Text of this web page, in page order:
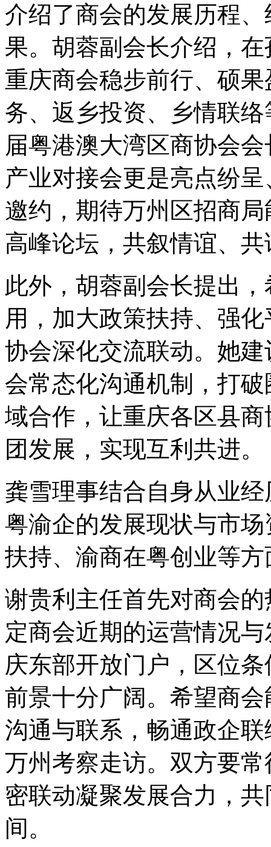
介绍了商会的发展历程
果。胡蓉副会长介绍，
重庆商会稳步前行、硕
务、返乡投资、乡情联
届粤港澳大湾区商协会
产业对接会更是亮点纷
邀约，期待万州区招商
高峰论坛，共叙情谊、
此外，胡蓉副会长提出
用，加大政策扶持、强
协会深化交流联动。她
会常态化沟通机制，打
域合作，让重庆各区县
团发展，实现互利共进。
龚雪理事结合自身从业
粤渝企的发展现状与市
扶持、渝商在粤创业等
谢贵利主任首先对商会
定商会近期的运营情况
庆东部开放门户，区位
前景十分广阔。希望商
沟通与联系，畅通政企
万州考察走访。双方要
密联动凝聚发展合力，
间。